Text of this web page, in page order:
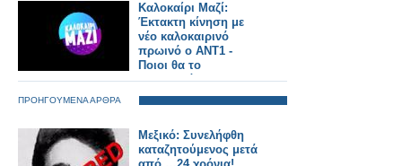
Καλοκαίρι Μαζί:
Έκτακτη κίνηση με
νέο καλοκαιρινό
πρωινό ο ΑΝΤ1 -
Ποιοι θα το
παρουσιάζουν και τι
ώρα θα παίζει;
ΠΡΟΗΓΟΥΜΕΝΑ ΑΡΘΡΑ
Μεξικό: Συνελήφθη
καταζητούμενος μετά